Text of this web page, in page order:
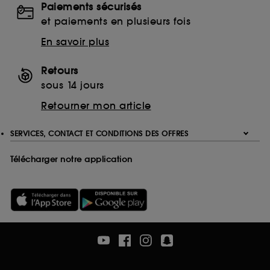
Ethanolamine (ETA)
Monoethanolamine (MEA)
Triethanolamine (TEA)
Ethylenediaminetetraacetic Acid
Disodium EDTA
Tetrasodium EDTA
Paiements sécurisés
et paiements en plusieurs fois
En savoir plus
Retours
sous 14 jours
Retourner mon article
SERVICES, CONTACT ET CONDITIONS DES OFFRES
Télécharger notre application